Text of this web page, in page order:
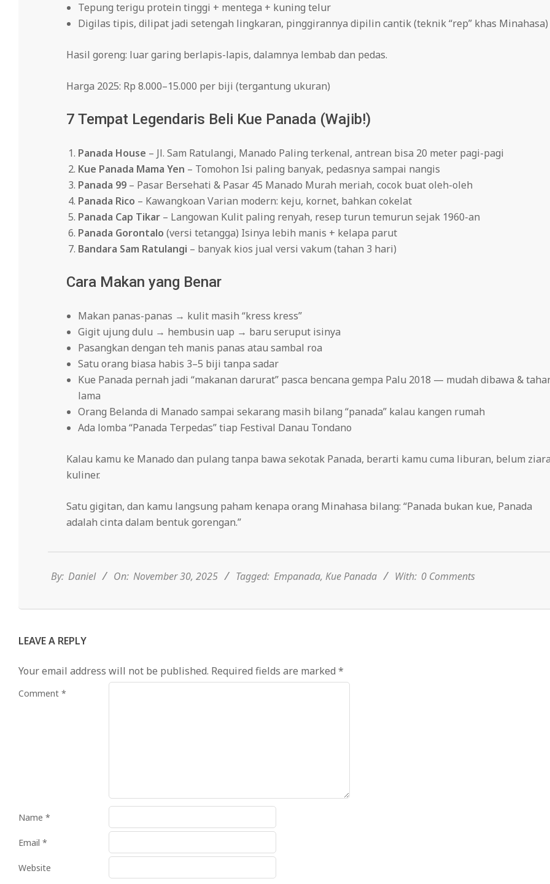
Tepung terigu protein tinggi + mentega + kuning telur
Digilas tipis, dilipat jadi setengah lingkaran, pinggirannya dipilin cantik (teknik “rep” khas Minahasa)
Hasil goreng: luar garing berlapis-lapis, dalamnya lembab dan pedas.
Harga 2025: Rp 8.000–15.000 per biji (tergantung ukuran)
7 Tempat Legendaris Beli Kue Panada (Wajib!)
Panada House – Jl. Sam Ratulangi, Manado Paling terkenal, antrean bisa 20 meter pagi-pagi
Kue Panada Mama Yen – Tomohon Isi paling banyak, pedasnya sampai nangis
Panada 99– Pasar Bersehati & Pasar 45 Manado Murah meriah, cocok buat oleh-oleh
Panada Rico – Kawangkoan Varian modern: keju, kornet, bahkan cokelat
Panada Cap Tikar– Langowan Kulit paling renyah, resep turun temurun sejak 1960-an
Panada Gorontalo (versi tetangga) Isinya lebih manis + kelapa parut
Bandara Sam Ratulangi – banyak kios jual versi vakum (tahan 3 hari)
Cara Makan yang Benar
Makan panas-panas → kulit masih “kress kress”
Gigit ujung dulu → hembusin uap → baru seruput isinya
Pasangkan dengan teh manis panas atau sambal roa
Satu orang biasa habis 3–5 biji tanpa sadar
Kue Panada pernah jadi “makanan darurat” pasca bencana gempa Palu 2018 — mudah dibawa &
lama
Orang Belanda di Manado sampai sekarang masih bilang “panada” kalau kangen rumah
Ada lomba “Panada Terpedas” tiap Festival Danau Tondano
Kalau kamu ke Manado dan pulang tanpa bawa sekotak Panada, berarti kamu cuma liburan, belum
kuliner.
Satu gigitan, dan kamu langsung paham kenapa orang Minahasa bilang: “Panada bukan kue, Panada
adalah cinta dalam bentuk gorengan.”
30
By: Daniel On: November 30, 2025 Tagged: Empanada, Kue Panada With: 0 Comments
LEAVE A REPLY
Your email address will not be published. Required fields are marked *
Comment *
Name *
Email *
Website